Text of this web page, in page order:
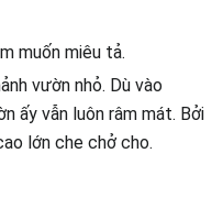
muốn miêu tả.
vườn nhỏ. Dù vào
ấy vẫn luôn râm mát. Bởi
lớn che chở cho.